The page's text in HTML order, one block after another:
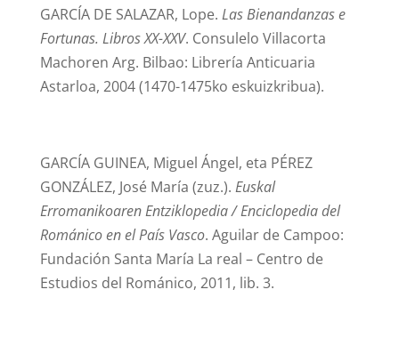
GARCÍA DE SALAZAR, Lope. Las Bienandanzas e
Fortunas. Libros XX-XXV. Consulelo Villacorta
Machoren Arg. Bilbao: Librería Anticuaria
Astarloa, 2004 (1470-1475ko eskuizkribua).
GARCÍA GUINEA, Miguel Ángel, eta PÉREZ
GONZÁLEZ, José María (zuz.). Euskal
Erromanikoaren Entziklopedia / Enciclopedia del
Románico en el País Vasco. Aguilar de Campoo:
Fundación Santa María La real – Centro de
Estudios del Románico, 2011, lib. 3.